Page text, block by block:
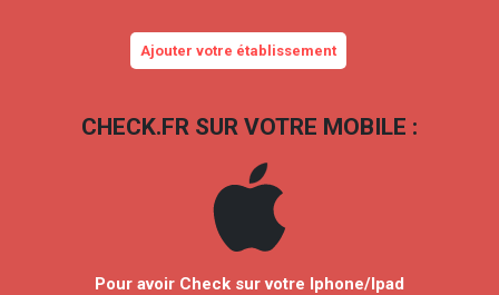
Ajouter votre établissement
CHECK.FR SUR VOTRE MOBILE :
Pour avoir Check sur votre Iphone/Ipad